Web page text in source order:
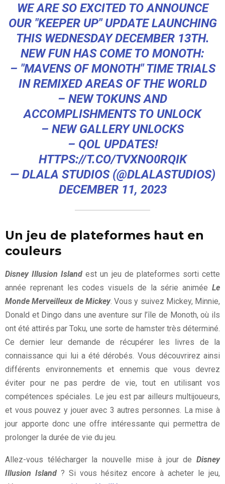
WE ARE SO EXCITED TO ANNOUNCE
OUR "KEEPER UP" UPDATE LAUNCHING
THIS WEDNESDAY DECEMBER 13TH.
NEW FUN HAS COME TO MONOTH:
– "MAVENS OF MONOTH" TIME TRIALS
IN REMIXED AREAS OF THE WORLD
– NEW TOKUNS AND
ACCOMPLISHMENTS TO UNLOCK
– NEW GALLERY UNLOCKS
– QOL UPDATES!
HTTPS://T.CO/TVXNO0RQIK
— DLALA STUDIOS (@DLALASTUDIOS)
DECEMBER 11, 2023
Un jeu de plateformes haut en
couleurs
Disney Illusion Islandest un jeu de plateformes sorti cette
année reprenant les codes visuels de la série animée Le
Monde Merveilleux de Mickey. Vous y suivez Mickey, Minnie,
Donald et Dingo dans une aventure sur l’île de Monoth, où ils
ont été attirés par Toku, une sorte de hamster très déterminé.
Ce dernier leur demande de récupérer les livres de la
connaissance qui lui a été dérobés. Vous découvrirez ainsi
différents environnements et ennemis que vous devrez
éviter pour ne pas perdre de vie, tout en utilisant vos
compétences spéciales. Le jeu est par ailleurs multijoueurs,
et vous pouvez y jouer avec 3 autres personnes. La mise à
jour apporte donc une offre intéressante qui permettra de
prolonger la durée de vie du jeu.
Allez-vous télécharger la nouvelle mise à jour de Disney
Illusion Island ? Si vous hésitez encore à acheter le jeu,